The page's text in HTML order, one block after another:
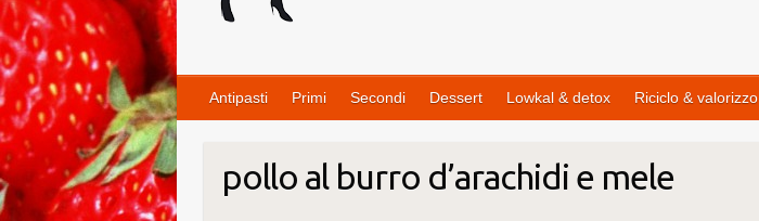
Antipasti Primi Secondi Dessert Lowkal & detox Riciclo & valorizzo
pollo al burro d’arachidi e mele